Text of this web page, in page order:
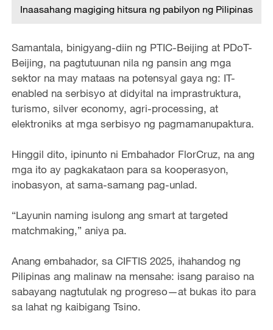
Inaasahang magiging hitsura ng pabilyon ng Pilipinas
Samantala, binigyang-diin ng PTIC-Beijing at PDoT-
Beijing, na pagtutuunan nila ng pansin ang mga
sektor na may mataas na potensyal gaya ng: IT-
enabled na serbisyo at didyital na imprastruktura,
turismo, silver economy, agri-processing, at
elektroniks at mga serbisyo ng pagmamanupaktura.
Hinggil dito, ipinunto ni Embahador FlorCruz, na ang
mga ito ay pagkakataon para sa kooperasyon,
inobasyon, at sama-samang pag-unlad.
“Layunin naming isulong ang smart at targeted
matchmaking,” aniya pa.
Anang embahador, sa CIFTIS 2025, ihahandog ng
Pilipinas ang malinaw na mensahe: isang paraiso na
sabayang nagtutulak ng progreso—at bukas ito para
sa lahat ng kaibigang Tsino.